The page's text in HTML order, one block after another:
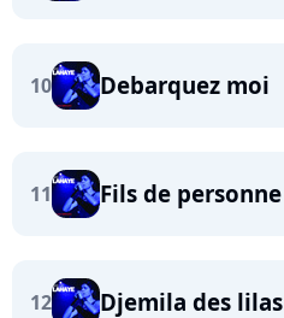
10 Debarquez moi
11 Fils de personne
12 Djemila des lilas